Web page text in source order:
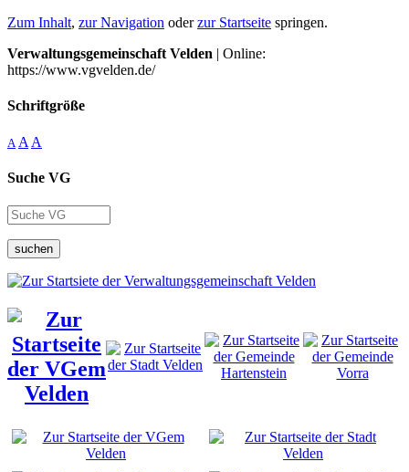
Zum Inhalt, zur Navigation oderzur Startseite springen.
Verwaltungsgemeinschaft Velden | Online:
https://www.vgvelden.de/
Schriftgröße
A A A
Suche VG
suchen